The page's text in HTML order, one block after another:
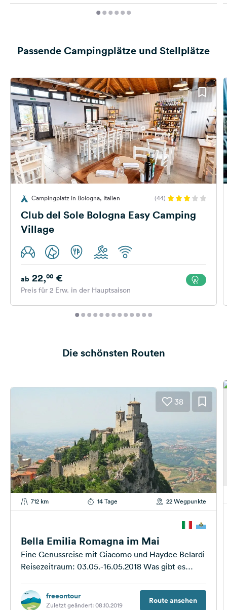
Passende Campingplätze und Stellplätze
Campingplatz in Bologna, Italien (44)
Club del Sole Bologna Easy Camping
Village
ab 22,00 €
Preis für 2 Erw. in der Hauptsaison
Die schönsten Routen
38
712 km 14 Tage 22 Wegpunkte
Bella Emilia Romagna im Mai
Eine Genussreise mit Giacomo und Haydee Belardi
Reisezeitraum: 03.05.-16.05.2018 Was gibt es
Italiener zeigen zu...
freeontour
Zuletzt geändert: 08.10.2019 Route ansehen